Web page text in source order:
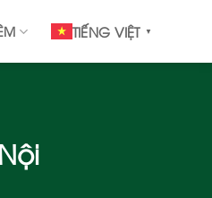
TIẾNG VIỆT ▼